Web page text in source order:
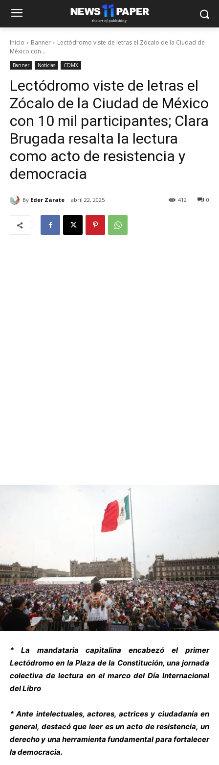
Inicio Banner
Lectódromo viste de letras el Zócalo de la Ciudad de
México con...
Banner Noticias CDMX
Lectódromo viste de letras el
Zócalo de la Ciudad de México
con 10 mil participantes; Clara
Brugada resalta la lectura
como acto de resistencia y
democracia
By Eder Zarate abril 22, 2025 0
412
* La mandataria capitalina encabezó el primer
Lectódromo en la Plaza de la Constitución, una jornada
colectiva de lectura en el marco del Día Internacional
del Libro
* Ante intelectuales, actores, actrices y ciudadanía en
general, destacó que leer es un acto de resistencia, un
derecho y una herramienta fundamental para fortalecer
la democracia.